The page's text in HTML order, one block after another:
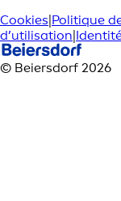
Cookies|Politique
d’utilisation|
© Beiersdorf 2026